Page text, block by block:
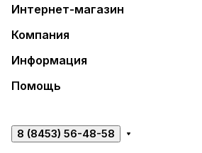
Интернет-магазин
Компания
Информация
Помощь
8 (8453) 56-48-58